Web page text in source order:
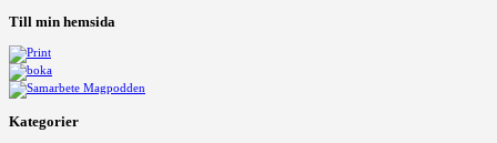
Till min hemsida
Kategorier